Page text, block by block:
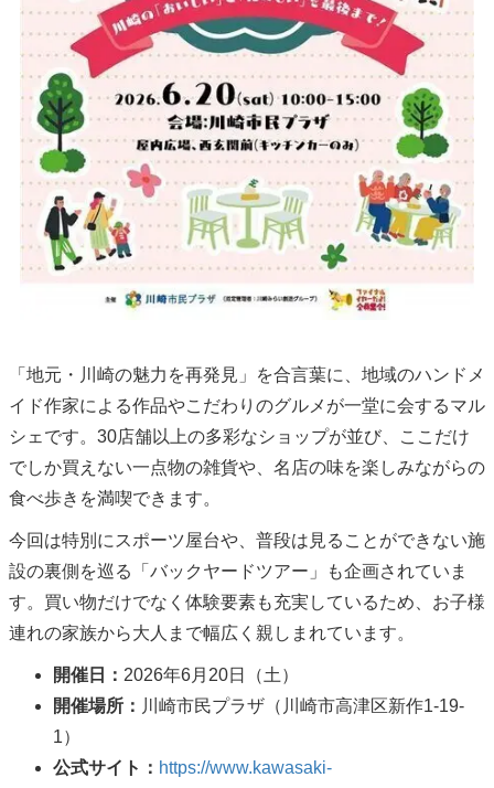
「地元・川崎の魅力を再発見」を合言葉に、地域のハンドメ
イド作家による作品やこだわりのグルメが一堂に会するマル
シェです。30店舗以上の多彩なショップが並び、ここだけ
でしか買えない一点物の雑貨や、名店の味を楽しみながらの
食べ歩きを満喫できます。
今回は特別にスポーツ屋台や、普段は見ることができない施
設の裏側を巡る「バックヤードツアー」も企画されていま
す。買い物だけでなく体験要素も充実しているため、お子様
連れの家族から大人まで幅広く親しまれています。
開催日： 2026年6月20日（土）
開催場所： 川崎市民プラザ（川崎市高津区新作1-19-
1）
公式サイト： https://www.kawasaki-